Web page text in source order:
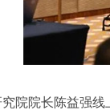
究院院长陈益强线